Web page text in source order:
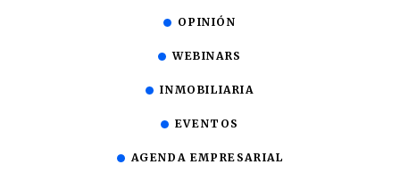
OPINIÓN
WEBINARS
INMOBILIARIA
EVENTOS
AGENDA EMPRESARIAL